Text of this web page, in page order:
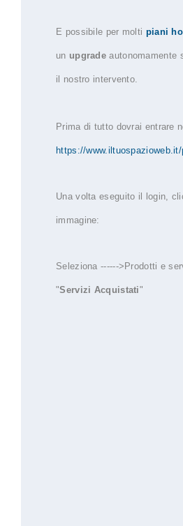
E possibile per molti piani
un upgrade autonomamente
il nostro intervento.
Prima di tutto dovrai entrare
https://
Una volta eseguito il login,
immagine:
Seleziona ------>Prodotti e
"Servizi Acquistati"